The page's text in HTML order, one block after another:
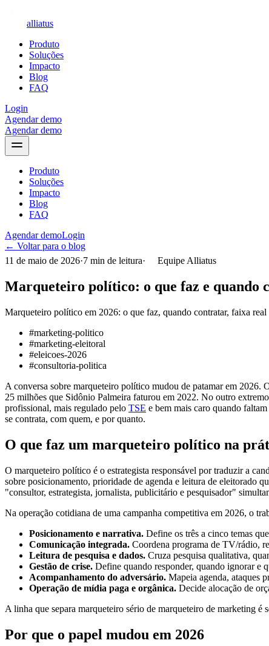
alliatus
Produto
Soluções
Impacto
Blog
FAQ
Login
Agendar demo
Agendar demo
Produto
Soluções
Impacto
Blog
FAQ
Agendar demoLogin
← Voltar para o blog
11 de maio de 2026·7 min de leitura· Equipe Alliatus
Marqueteiro político: o que faz e quando
Marqueteiro político em 2026: o que faz, quando contratar, faixa
#marketing-politico
#marketing-eleitoral
#eleicoes-2026
#consultoria-politica
A conversa sobre marqueteiro político mudou de patamar em 2026.
25 milhões que Sidônio Palmeira faturou em 2022. No outro
profissional, mais regulado pelo TSE e bem mais caro quando
se contrata, com quem, e por quanto.
O que faz um marqueteiro político na
O marqueteiro político é o estrategista responsável por traduzir a
sobre posicionamento, prioridade de agenda e leitura de eleitorado
"consultor, estrategista, jornalista, publicitário e pesquisador"
Na operação cotidiana de uma campanha competitiva em 2026, o
Posicionamento e narrativa. Define os três a cinco temas
Comunicação integrada. Coordena programa de TV/rádio,
Leitura de pesquisa e dados. Cruza pesquisa qualitativa,
Gestão de crise. Define quando responder, quando ignorar e
Acompanhamento do adversário. Mapeia agenda, ataques
Operação de mídia paga e orgânica. Decide alocação de
A linha que separa marqueteiro sério de marqueteiro de marketing é
Por que o papel mudou em 2026